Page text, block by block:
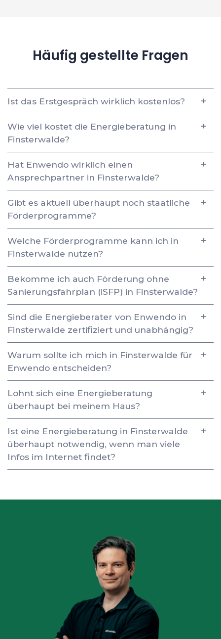
Häufig gestellte Fragen
Ist das Erstgespräch wirklich kostenlos?
Wie viel kostet die Energieberatung in
Finsterwalde?
Hat Enwendo wirklich einen
Ansprechpartner in Finsterwalde?
Gibt es aktuell überhaupt noch staatliche
Förderprogramme?
Welche Förderprogramme kann ich in
Finsterwalde nutzen?
Bekomme ich auch Förderung ohne
Sanierungsfahrplan (iSFP) in Finsterwalde?
Sind die Energieberater von Enwendo in
Finsterwalde zertifiziert und unabhängig?
Warum sollte ich mich in Finsterwalde für
Enwendo entscheiden?
Lohnt sich eine Energieberatung
überhaupt bei meinem Haus?
Ist eine Energieberatung in Finsterwalde
überhaupt notwendig, wenn man viele
Infos im Internet findet?